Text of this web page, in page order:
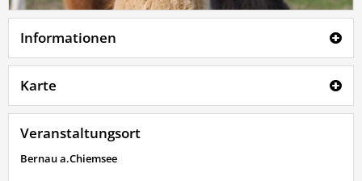
Informationen
Karte
Veranstaltungsort
Bernau a.Chiemsee